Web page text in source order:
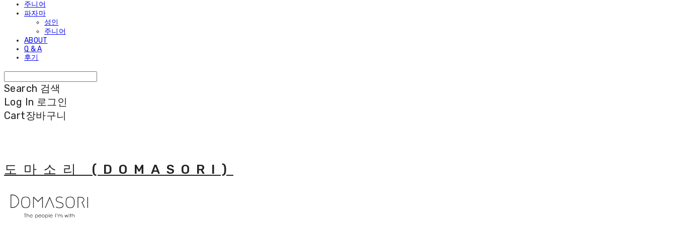
주니어
파자마
성인
주니어
ABOUT
Q & A
후기
Search 검색
Log In 로그인
Cart장바구니
도마소리 (DOMASORI)